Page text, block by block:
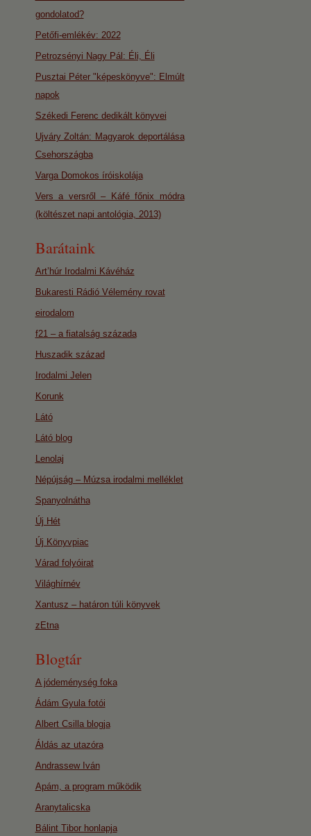
gondolatod?
Petőfi-emlékév: 2022
Petrozsényi Nagy Pál: Éli, Éli
Pusztai Péter "képeskönyve": Elmúlt
napok
Székedi Ferenc dedikált könyvei
Ujváry Zoltán: Magyarok deportálása
Csehországba
Varga Domokos íróiskolája
Vers a versről – Káfé főnix módra
(költészet napi antológia, 2013)
Barátaink
Art’húr Irodalmi Kávéház
Bukaresti Rádió Vélemény rovat
eirodalom
f21 – a fiatalság százada
Huszadik század
Irodalmi Jelen
Korunk
Látó
Látó blog
Lenolaj
Népújság – Múzsa irodalmi melléklet
Spanyolnátha
Új Hét
Új Könyvpiac
Várad folyóirat
Világhírnév
Xantusz – határon túli könyvek
zEtna
Blogtár
A jódeménység foka
Ádám Gyula fotói
Albert Csilla blogja
Áldás az utazóra
Andrassew Iván
Apám, a program működik
Aranytalicska
Bálint Tibor honlapja